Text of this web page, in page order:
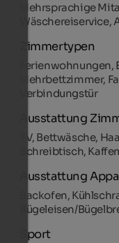
Mehrsprachige
Zimmertypen
Mehrbettzimmer,
Verbindungstür
Ausstattung
TV, Bettwäsche,
Schreibtisch,
Ausstattung
Backofen,
Bügeleisen/
Sport